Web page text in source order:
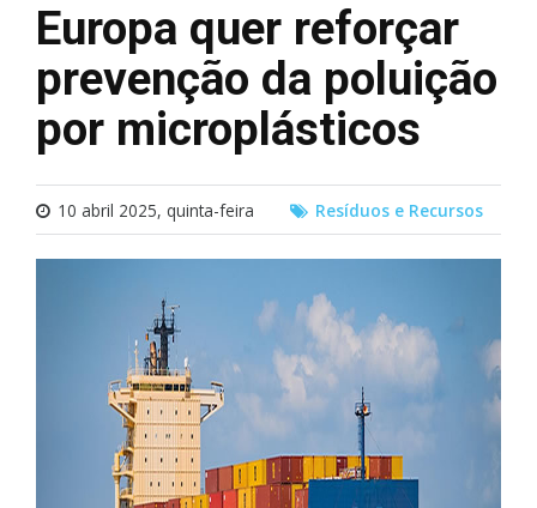
Europa quer reforçar
prevenção da poluição
por microplásticos
10 abril 2025, quinta-feira Resíduos e Recursos